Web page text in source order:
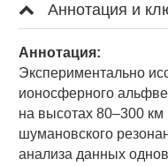
Аннотация и
Аннотация:
Экспериментально
ионосферного
на высотах 80–300
шумановского
анализа данных